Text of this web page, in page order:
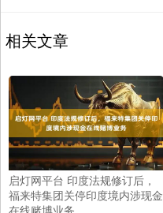
相关文章
启灯网平台 印度法规修订后，
福来特集团关停印度境内涉现金
在线赌博业务